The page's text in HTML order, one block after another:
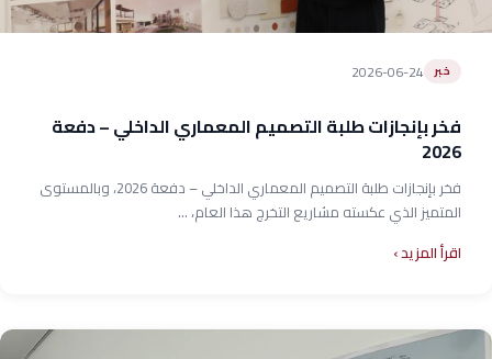
خبر 2026-06-24
فخر بإنجازات طلبة التصميم المعماري الداخلي – دفعة
2026
فخر بإنجازات طلبة التصميم المعماري الداخلي – دفعة 2026، وبالمستوى
المتميز الذي عكسته مشاريع التخرج هذا العام، ...
اقرأ المزيد